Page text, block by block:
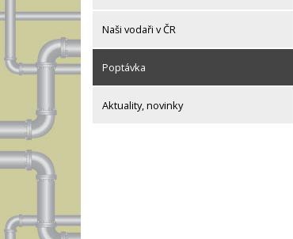
Naši vodaři v ČR
Poptávka
Aktuality, novinky